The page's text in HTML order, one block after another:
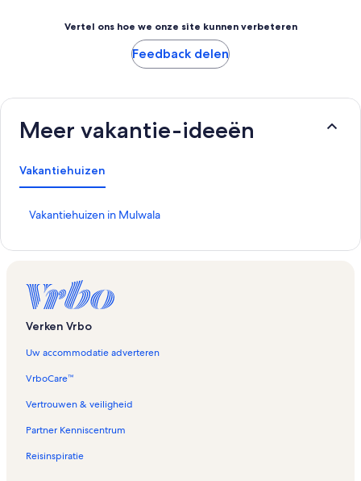
Vertel ons hoe we onze site kunnen verbeteren
Feedback delen
Meer vakantie-ideeën
Vakantiehuizen
Vakantiehuizen in Mulwala
L
p
e
t
e
p
g
n
V
Verken Vrbo
Uw accommodatie adverteren
VrboCare™
Vertrouwen & veiligheid
Partner Kenniscentrum
Reisinspiratie